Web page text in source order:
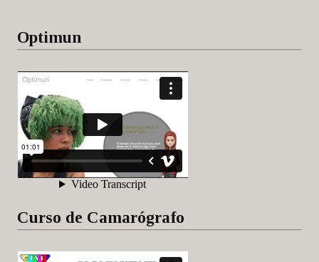
Optimun
Curso de Camarógrafo